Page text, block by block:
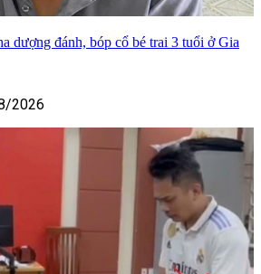
dượng đánh, bóp cổ bé trai 3 tuổi ở Gia
2026